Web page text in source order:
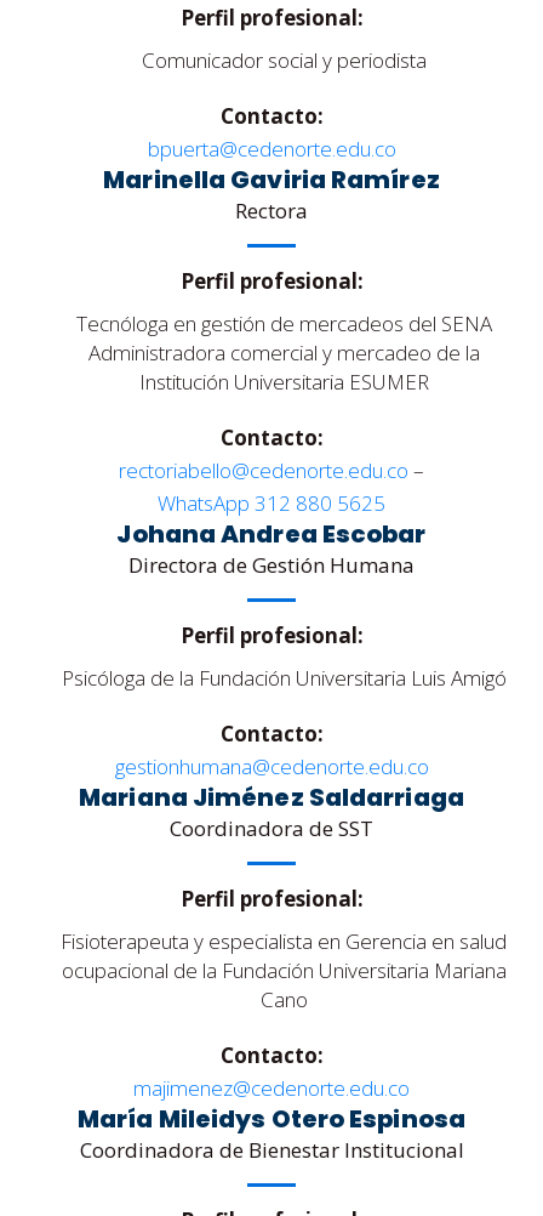
Perfil profesional:
Comunicador social y periodista
Contacto:
bpuerta@cedenorte.edu.co
Marinella Gaviria Ramírez
Rectora
Perfil profesional:
Tecnóloga en gestión de mercadeos del SENA
Administradora comercial y mercadeo de la
Institución Universitaria ESUMER
Contacto:
rectoriabello@cedenorte.edu.co –
WhatsApp 312 880 5625
Johana Andrea Escobar
Directora de Gestión Humana
Perfil profesional:
Psicóloga de la Fundación Universitaria Luis Amigó
Contacto:
gestionhumana@cedenorte.edu.co
Mariana Jiménez Saldarriaga
Coordinadora de SST
Perfil profesional:
Fisioterapeuta y especialista en Gerencia en salud
ocupacional de la Fundación Universitaria Mariana
Cano
Contacto:
majimenez@cedenorte.edu.co
María Mileidys Otero Espinosa
Coordinadora de Bienestar Institucional